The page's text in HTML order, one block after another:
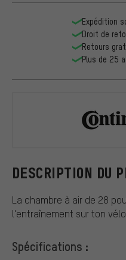
DESCRIPTION DU
La chambre à air de 28
l'entraînement sur ton
Spécifications :
Expédition
Droit de
Retours
Plus de 25